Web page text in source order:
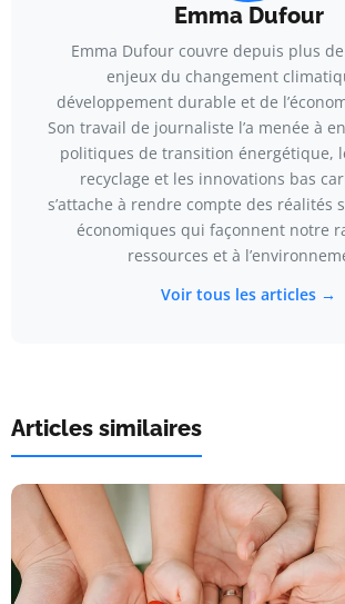
Emma Dufour
Emma Dufour couvre depuis plus
enjeux du changement
développement durable et de
Son travail de journaliste l’a menée à
politiques de transition énergétique,
recyclage et les innovations bas
s’attache à rendre compte des réalités
économiques qui façonnent notre
ressources et à
Voir tous les articles →
Articles similaires